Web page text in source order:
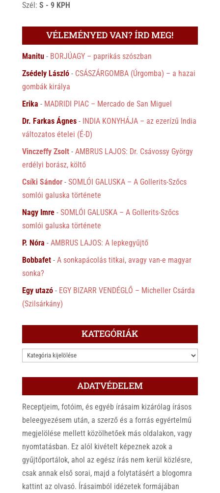
Szél: S - 9 KPH
VÉLEMÉNYED VAN? ÍRD MEG!
Manitu- BORJÚAGY – paprikás szószban
Zsédely László- CSÁSZÁRGOMBA (Úrgomba) – a hazai
gombák királya
Erika - MADRIDI PIAC – Mercado de San Miguel
Dr. Farkas Ágnes- INDIA KONYHÁJA – az ezerízű India
változatos ételei (É-D)
Vinczeffy Zsolt- AMBRUS LAJOS: Dr. Csávossy György
erdélyi borász, költő
Csíki Sándor- SOMLÓI GALUSKA – A Gollerits-Szőcs
somlói galuska története
Nagy Imre- SOMLÓI GALUSKA – A Gollerits-Szőcs
somlói galuska története
P. Nóra - AMBRUS LAJOS: A lepkegyűjtő
Bobbafet- A sonkapácolás titkai, avagy van-e magyar
sonka?
Egy utazó- EGY BIZARR VENDÉGLŐ – Micheller Csárda
(Szilsárkány)
KATEGÓRIÁK
KATEGÓRIÁK
ADATVÉDELEM
Receptjeim, fotóim, és egyéb írásaim kizárólag írásos
beleegyezésem után, a szerző és a forrás egyértelmű
megjelölése mellett közölhetőek más oldalakon, vagy
nyomtatásban. Ez alól kivételt képeznek azok a
gyűjtőportálok, ahol az egész írás nem kerül közlésre,
csak annak első sorai, majd a folytatásért a blogomra
kattint az olvasó. Írásaimból idézetek formájában